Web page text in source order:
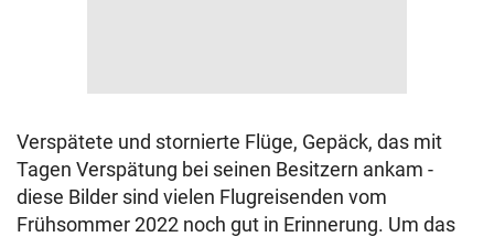
Verspätete und stornierte Flüge, Gepäck, das mit
Tagen Verspätung bei seinen Besitzern ankam -
diese Bilder sind vielen Flugreisenden vom
Frühsommer 2022 noch gut in Erinnerung. Um das